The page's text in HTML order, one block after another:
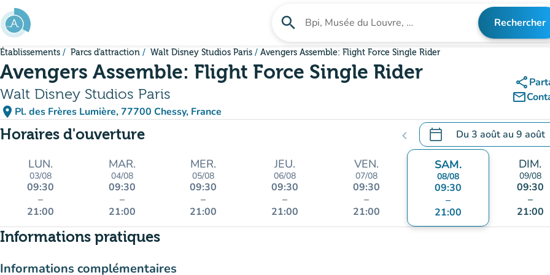
Aller au contenu principal
search Rechercher un établissement Rechercher
Établissements Parcs d'attraction Walt Disney Studios Paris Avengers Assemble: Flight Force Single Rider
Avengers Assemble: Flight Force Single Rider
Walt Disney Studios Paris
place Pl. des Frères Lumière, 77700 Chessy, France
(ouvrir dans Google Maps)
(nouvel onglet)
share
mail_outline
Horaires d'ouverture chevron_left calendar_today Du 3 aoûtau 9 août
.Ouvrir le calendrier pour
LUN.
03/08
09:30
–
21:00
MAR.
04/08
09:30
–
21:00
MER.
05/08
09:30
–
21:00
JEU.
06/08
09:30
–
21:00
VEN.
07/08
09:30
–
21:00
SAM.
08/08
09:30
–
21:00
DIM.
09/08
09:30
–
21:00
Informations pratiques
Informations complémentaires